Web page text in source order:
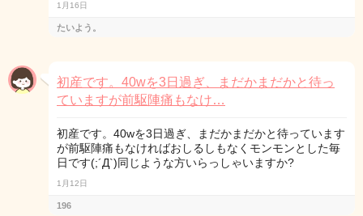
1月16日
たいよう。
初産です。40wを3日過ぎ、まだかまだかと待っ
ていますが前駆陣痛もなけ…
初産です。40wを3日過ぎ、まだかまだかと待っています
が前駆陣痛もなければおしるしもなくモンモンとした毎
日です(;´Д`)同じような方いらっしゃいますか?
1月12日
196